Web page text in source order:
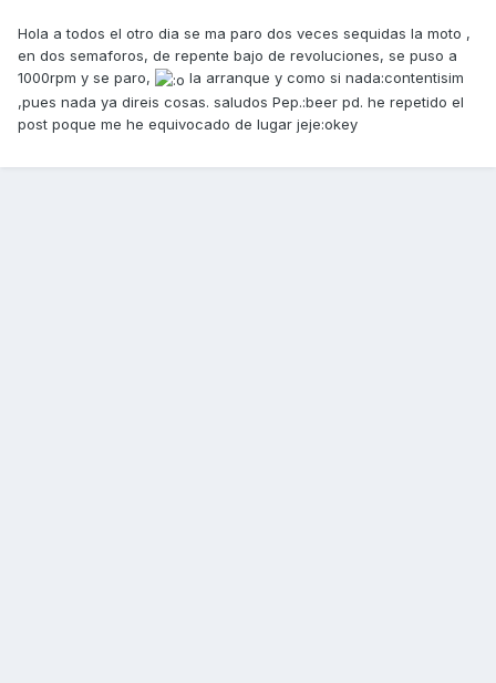
Hola a todos el otro dia se ma paro dos veces sequidas la moto ,
en dos semaforos, de repente bajo de revoluciones, se puso a
1000rpm y se paro,
la arranque y como si nada:contentisim
,pues nada ya direis cosas. saludos Pep.:beer pd. he repetido el
post poque me he equivocado de lugar jeje:okey